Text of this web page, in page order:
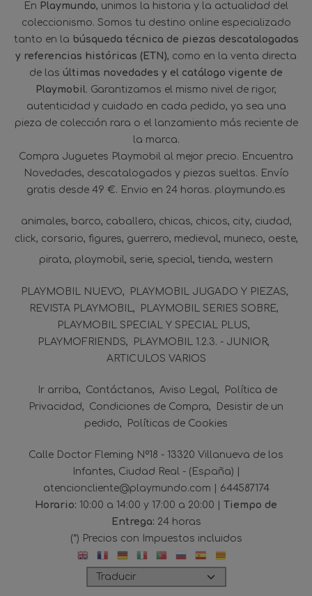
En Playmundo, unimos la historia y la actualidad del
coleccionismo. Somos tu destino online especializado
tanto en la búsqueda técnica de piezas descatalogadas
y referencias históricas (ETN), como en la venta directa
de las últimas novedades y el catálogo vigente de
Playmobil. Garantizamos el mismo nivel de rigor,
autenticidad y cuidado en cada pedido, ya sea una
pieza de colección rara o el lanzamiento más reciente de
la marca.
Compra Juguetes Playmobil al mejor precio. Encuentra
Novedades, descatalogados y piezas sueltas. Envío
gratis desde 49 €. Envio en 24 horas. playmundo.es
animales barco caballero chicas chicos city ciudad
click corsario figures guerrero medieval muneco oeste
pirata playmobil serie special tienda western
PLAYMOBIL NUEVO
PLAYMOBIL JUGADO Y PIEZAS
REVISTA PLAYMOBIL
PLAYMOBIL SERIES SOBRE
PLAYMOBIL SPECIAL Y SPECIAL PLUS
PLAYMOFRIENDS
PLAYMOBIL 1.2.3. - JUNIOR
ARTICULOS VARIOS
Ir arriba Contáctanos Aviso Legal
Política de
Privacidad
Condiciones de Compra
Desistir de un
pedido
Políticas de Cookies
Calle Doctor Fleming Nº18 - 13320 Villanueva de los
Infantes, Ciudad Real - (España) |
atencioncliente@playmundo.com | 644587174
Horario: 10:00 a 14:00 y 17:00 a 20:00 | Tiempo de
Entrega: 24 horas
(*) Precios con Impuestos incluidos